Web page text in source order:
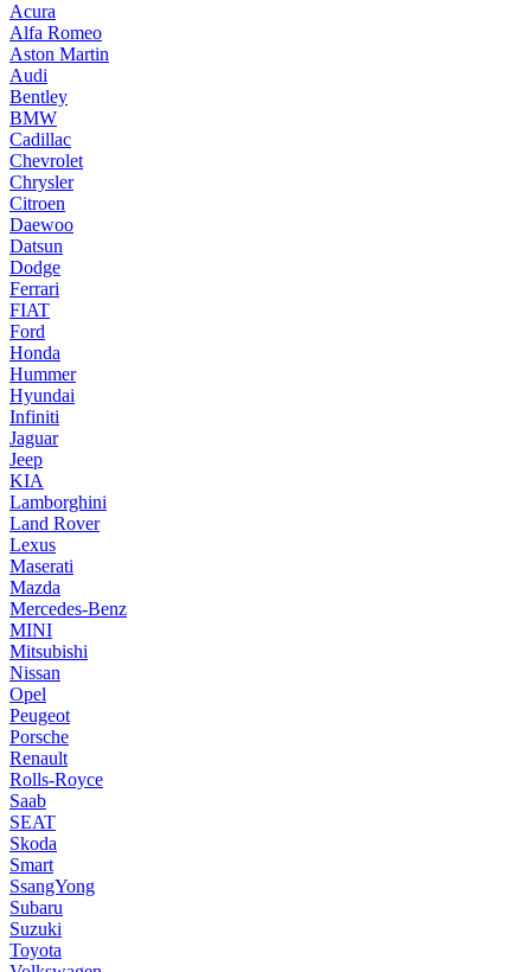
Acura
Alfa Romeo
Aston Martin
Audi
Bentley
BMW
Cadillac
Chevrolet
Chrysler
Citroen
Daewoo
Datsun
Dodge
Ferrari
FIAT
Ford
Honda
Hummer
Hyundai
Infiniti
Jaguar
Jeep
KIA
Lamborghini
Land Rover
Lexus
Maserati
Mazda
Mercedes-Benz
MINI
Mitsubishi
Nissan
Opel
Peugeot
Porsche
Renault
Rolls-Royce
Saab
SEAT
Skoda
Smart
SsangYong
Subaru
Suzuki
Toyota